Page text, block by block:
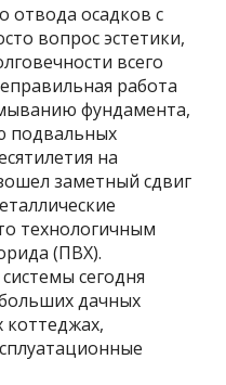
отвода осадков с
вопрос эстетики,
всего
работа
фундамента,
подвальных
на
заметный сдвиг
технологичным
(ПВХ).
сегодня
дачных
коттеджах,